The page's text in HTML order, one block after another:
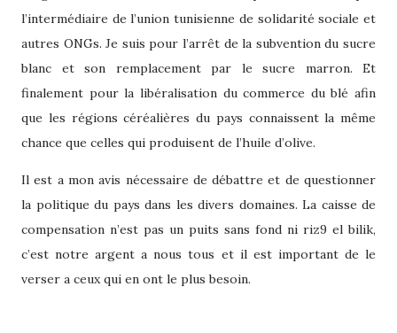
l’intermédiaire de l’union tunisienne de solidarité sociale et
autres ONGs. Je suis pour l’arrêt de la subvention du sucre
blanc et son remplacement par le sucre marron. Et
finalement pour la libéralisation du commerce du blé afin
que les régions céréalières du pays connaissent la même
chance que celles qui produisent de l’huile d’olive.
Il est a mon avis nécessaire de débattre et de questionner
la politique du pays dans les divers domaines. La caisse de
compensation n’est pas un puits sans fond ni riz9 el bilik,
c’est notre argent a nous tous et il est important de le
verser a ceux qui en ont le plus besoin.